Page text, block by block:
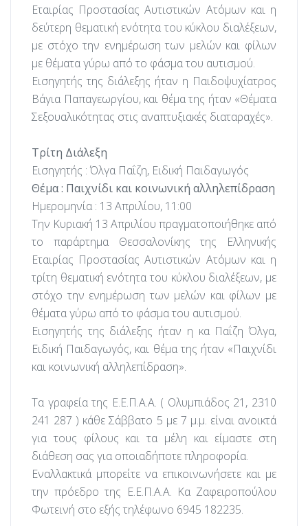
Εταιρίας Προστασίας Αυτιστικών Ατόμων και η
δεύτερη θεματική ενότητα του κύκλου διαλέξεων,
με στόχο την ενημέρωση των μελών και φίλων
με θέματα γύρω από το φάσμα του αυτισμού.
Εισηγητής της διάλεξης ήταν η Παιδοψυχίατρος
Βάγια Παπαγεωργίου, και θέμα της ήταν «Θέματα
Σεξουαλικότητας στις αναπτυξιακές διαταραχές».
Τρίτη Διάλεξη
Εισηγητής : Όλγα Παΐζη, Ειδική Παιδαγωγός
Θέμα : Παιχνίδι και κοινωνική αλληλεπίδραση
Ημερομηνία : 13 Απριλίου, 11:00
Την Κυριακή 13 Απριλίου πραγματοποιήθηκε από
το παράρτημα Θεσσαλονίκης της Ελληνικής
Εταιρίας Προστασίας Αυτιστικών Ατόμων και η
τρίτη θεματική ενότητα του κύκλου διαλέξεων, με
στόχο την ενημέρωση των μελών και φίλων με
θέματα γύρω από το φάσμα του αυτισμού.
Εισηγητής της διάλεξης ήταν η κα Παΐζη Όλγα,
Ειδική Παιδαγωγός, και θέμα της ήταν «Παιχνίδι
και κοινωνική αλληλεπίδραση».
Τα γραφεία της Ε.Ε.Π.Α.Α. ( Ολυμπιάδος 21, 2310
241 287 ) κάθε Σάββατο 5 με 7 μ.μ. είναι ανοικτά
για τους φίλους και τα μέλη και είμαστε στη
διάθεση σας για οποιαδήποτε πληροφορία.
Εναλλακτικά μπορείτε να επικοινωνήσετε και με
την πρόεδρο της Ε.Ε.Π.Α.Α. Κα Ζαφειροπούλου
Φωτεινή στο εξής τηλέφωνο 6945 182235.